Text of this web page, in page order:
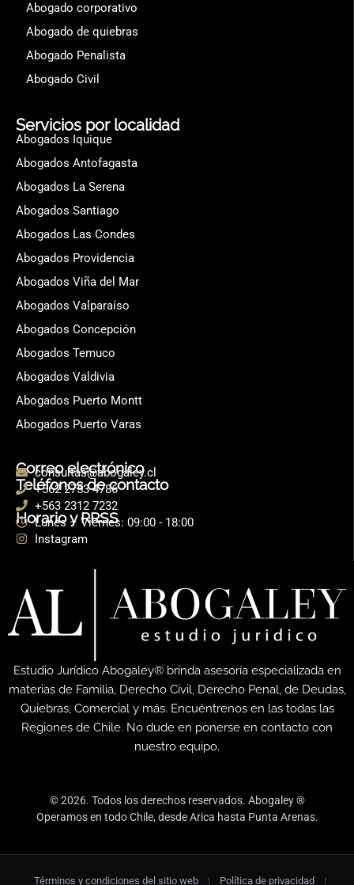
Abogado corporativo
Abogado de quiebras
Abogado Penalista
Abogado Civil
Servicios por localidad
Abogados Iquique
Abogados Antofagasta
Abogados La Serena
Abogados Santiago
Abogados Las Condes
Abogados Providencia
Abogados Viña del Mar
Abogados Valparaíso
Abogados Concepción
Abogados Temuco
Abogados Valdivia
Abogados Puerto Montt
Abogados Puerto Varas
Correo electrónico
consultas@abogaley.cl
Teléfonos de contacto
+562 2753 4786
+563 2312 7232
Horario y RRSS
Lunes – Viernes: 09:00 - 18:00
Instagram
Estudio Jurídico Abogaley® brinda asesoría especializada en
materias de Familia, Derecho Civil, Derecho Penal, de Deudas,
Quiebras, Comercial y más. Encuéntrenos en las todas las
Regiones de Chile. No dude en ponerse en contacto con
nuestro equipo.
© 2026. Todos los derechos reservados. Abogaley ®
Operamos en todo Chile, desde Arica hasta Punta Arenas.
Términos y condiciones del sitio web | Política de privacidad |